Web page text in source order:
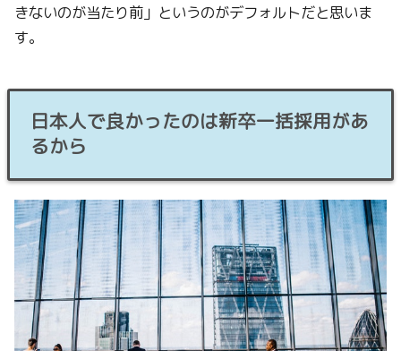
きないのが当たり前」というのがデフォルトだと思いま
す。
日本人で良かったのは新卒一括採用があ
るから